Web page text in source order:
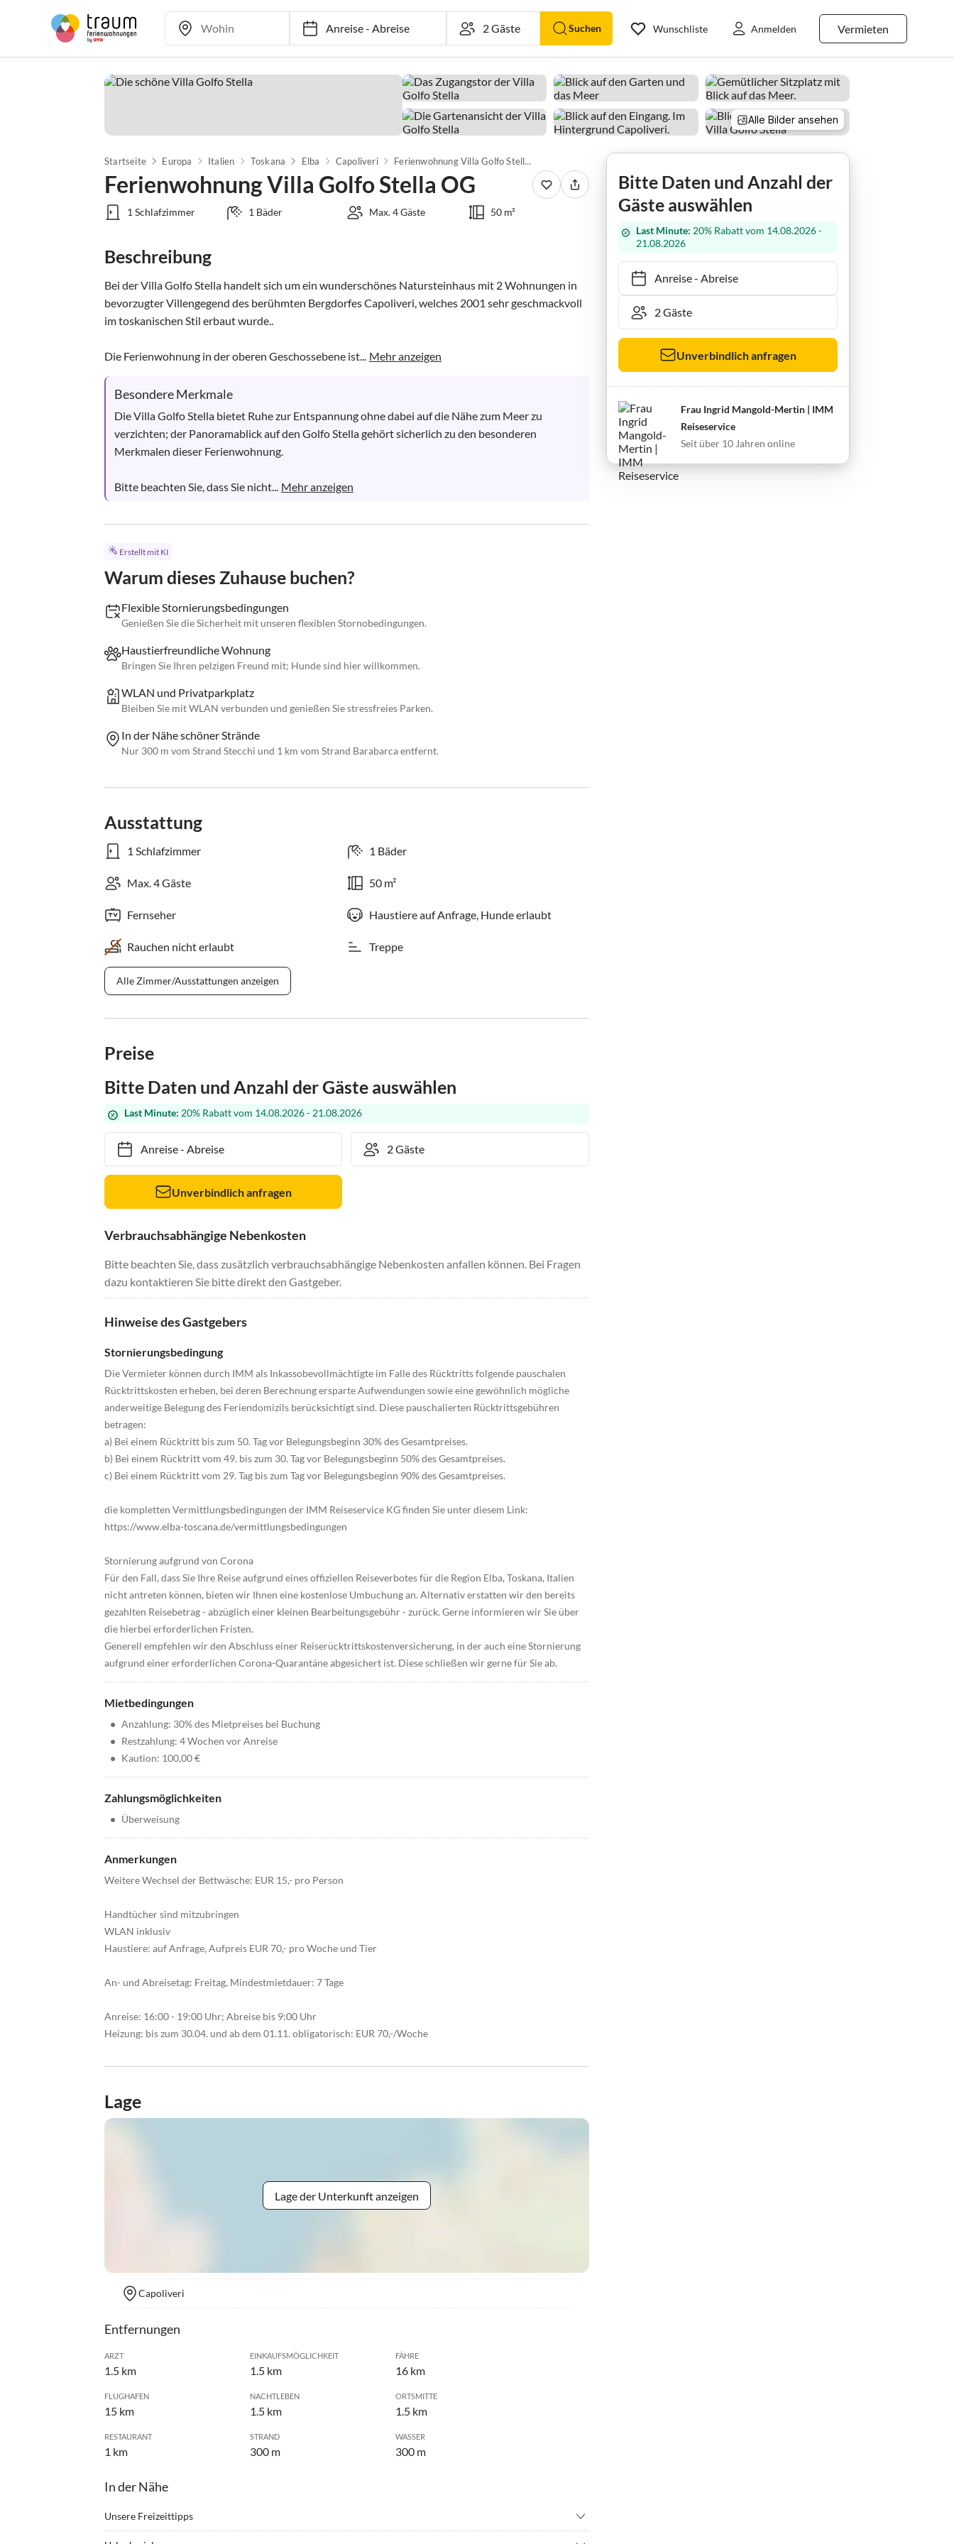
Anreise-Abreise Suchen Vermieten
Wunschliste Anmelden
Alle Bilder ansehen
Startseite Europa Italien Toskana Elba Capoliveri Ferienwohnung Villa Golfo Stella OG
Ferienwohnung Villa Golfo Stella OG
1 Schlafzimmer 1 Bäder Max. 4 Gäste 50 m²
Beschreibung
Bei der Villa Golfo Stella handelt sich um ein wunderschönes Natursteinhaus mit 2 Wohnungen in
bevorzugter Villengegend des berühmten Bergdorfes Capoliveri, welches 2001 sehr geschmackvoll
im toskanischen Stil erbaut wurde..
Die Ferienwohnung in der oberen Geschossebene ist... Mehr anzeigen
Besondere Merkmale
Die Villa Golfo Stella bietet Ruhe zur Entspannung ohne dabei auf die Nähe zum Meer zu
verzichten; der Panoramablick auf den Golfo Stella gehört sicherlich zu den besonderen
Merkmalen dieser Ferienwohnung.
Bitte beachten Sie, dass Sie nicht... Mehr anzeigen
Erstellt mit KI
Warum dieses Zuhause buchen?
Flexible Stornierungsbedingungen
Genießen Sie die Sicherheit mit unseren flexiblen Stornobedingungen.
Haustierfreundliche Wohnung
Bringen Sie Ihren pelzigen Freund mit; Hunde sind hier willkommen.
WLAN und Privatparkplatz
Bleiben Sie mit WLAN verbunden und genießen Sie stressfreies Parken.
In der Nähe schöner Strände
Nur 300 m vom Strand Stecchi und 1 km vom Strand Barabarca entfernt.
Ausstattung
1 Schlafzimmer 1 Bäder
Max. 4 Gäste 50 m²
Fernseher Haustiere auf Anfrage, Hunde erlaubt
Rauchen nicht erlaubt Treppe
Alle Zimmer/Ausstattungen anzeigen
Preise
Bitte Daten und Anzahl der Gäste auswählen
Last Minute: 20% Rabatt vom 14.08.2026 - 21.08.2026
Anreise- Abreise
Unverbindlich anfragen
Verbrauchsabhängige Nebenkosten
Bitte beachten Sie, dass zusätzlich verbrauchsabhängige Nebenkosten anfallen können. Bei Fragen
dazu kontaktieren Sie bitte direkt den Gastgeber.
Hinweise des Gastgebers
Stornierungsbedingung
Die Vermieter können durch IMM als Inkassobevollmächtigte im Falle des Rücktritts folgende pauschalen
Rücktrittskosten erheben, bei deren Berechnung ersparte Aufwendungen sowie eine gewöhnlich mögliche
anderweitige Belegung des Feriendomizils berücksichtigt sind. Diese pauschalierten Rücktrittsgebühren
betragen:
a) Bei einem Rücktritt bis zum 50. Tag vor Belegungsbeginn 30% des Gesamtpreises.
b) Bei einem Rücktritt vom 49. bis zum 30. Tag vor Belegungsbeginn 50% des Gesamtpreises.
c) Bei einem Rücktritt vom 29. Tag bis zum Tag vor Belegungsbeginn 90% des Gesamtpreises.
die kompletten Vermittlungsbedingungen der IMM Reiseservice KG finden Sie unter diesem Link:
https://www.elba-toscana.de/vermittlungsbedingungen
Stornierung aufgrund von Corona
Für den Fall, dass Sie Ihre Reise aufgrund eines offiziellen Reiseverbotes für die Region Elba, Toskana, Italien
nicht antreten können, bieten wir Ihnen eine kostenlose Umbuchung an. Alternativ erstatten wir den bereits
gezahlten Reisebetrag - abzüglich einer kleinen Bearbeitungsgebühr - zurück. Gerne informieren wir Sie über
die hierbei erforderlichen Fristen.
Generell empfehlen wir den Abschluss einer Reiserücktrittskostenversicherung, in der auch eine Stornierung
aufgrund einer erforderlichen Corona-Quarantäne abgesichert ist. Diese schließen wir gerne für Sie ab.
Mietbedingungen
• Anzahlung: 30% des Mietpreises bei Buchung
• Restzahlung: 4 Wochen vor Anreise
• Kaution: 100,00 €
Zahlungsmöglichkeiten
• Überweisung
Anmerkungen
Weitere Wechsel der Bettwäsche: EUR 15,- pro Person
Handtücher sind mitzubringen
WLAN inklusiv
Haustiere: auf Anfrage, Aufpreis EUR 70,- pro Woche und Tier
An- und Abreisetag: Freitag, Mindestmietdauer: 7 Tage
Anreise: 16:00 - 19:00 Uhr; Abreise bis 9:00 Uhr
Heizung: bis zum 30.04. und ab dem 01.11. obligatorisch: EUR 70,-/Woche
Lage
Lage der Unterkunft anzeigen
Capoliveri
Entfernungen
ARZT
1.5 km
EINKAUFSMÖGLICHKEIT
1.5 km
FÄHRE
16 km
FLUGHAFEN
15 km
NACHTLEBEN
1.5 km
ORTSMITTE
1.5 km
RESTAURANT
1 km
STRAND
300 m
WASSER
300 m
In der Nähe
Unsere Freizeittipps
Bitte Daten und Anzahl der
Gäste auswählen
Last Minute: 20% Rabatt vom 14.08.2026 -
21.08.2026
Anreise- Abreise
Unverbindlich anfragen
Frau Ingrid Mangold-Mertin | IMM
Reiseservice
Seit über 10 Jahren online